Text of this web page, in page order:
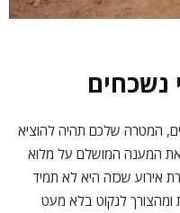
נשכחים
המטרה שלכם תהיה להוציא
את המענה המושלם על מלוא
אירוע שכזה היא לא תמיד
ומהצורך לנקוט בלא מעט